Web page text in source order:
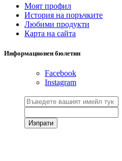
Моят профил
История на поръчките
Любими продукти
Карта на сайта
Информационен бюлетин
Facebook
Instagram